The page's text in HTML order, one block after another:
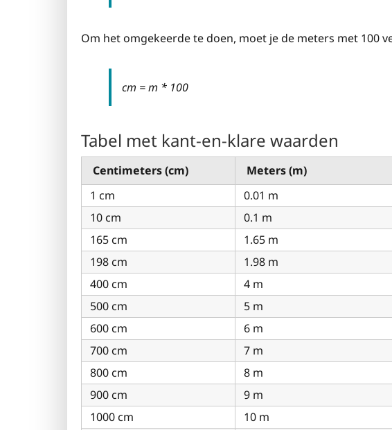
Om het omgekeerde te doen, moet je de meters met 100
cm = m * 100
Tabel met kant-en-klare waarden
Centimeters (cm)
Meters (m)
1 cm
0.01 m
10 cm
0.1 m
165 cm
1.65 m
198 cm
1.98 m
400 cm
4 m
500 cm
5 m
600 cm
6 m
700 cm
7 m
800 cm
8 m
900 cm
9 m
1000 cm
10 m